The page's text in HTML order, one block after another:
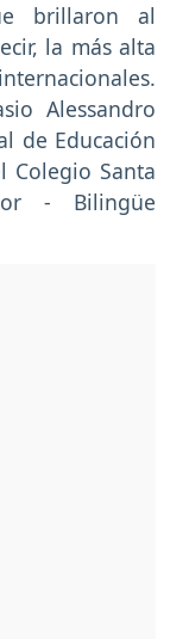
brillaron al
la más alta
Alessandro
de Educación
Colegio Santa
- Bilingüe